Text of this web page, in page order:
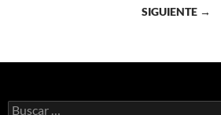
entradas
SIGUIENTE →
Buscar: